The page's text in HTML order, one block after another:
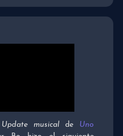
Update musical de Uno